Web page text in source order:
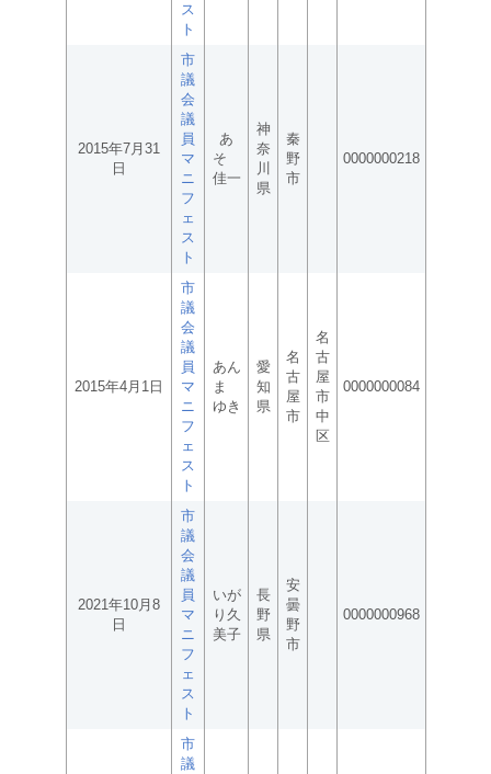
ス
ト
2015年7月31
日
市
議
会
議
員
マ
ニ
フ
ェ
ス
ト
あ
そ
佳一
神
奈
川
県
秦
野
市
0000000218
2015年4月1日
市
議
会
議
員
マ
ニ
フ
ェ
ス
ト
あん
ま
ゆき
愛
知
県
名
古
屋
市
名
古
屋
市
中
区
0000000084
2021年10月8
日
市
議
会
議
員
マ
ニ
フ
ェ
ス
ト
いが
り久
美子
長
野
県
安
曇
野
市
0000000968
市
議